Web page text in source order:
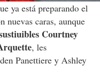
ya está preparando el
nuevas caras, aunque
Courtney
, les
Panettiere y Ashley